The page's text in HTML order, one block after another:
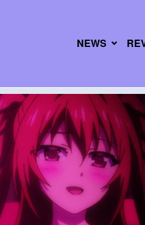
NEWS